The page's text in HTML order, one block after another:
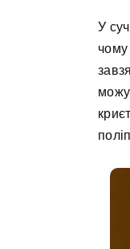
У
чому